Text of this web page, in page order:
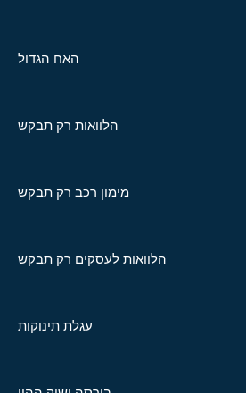
האח הגדול
הלוואות רק תבקש
מימון רכב רק תבקש
הלוואות לעסקים רק תבקש
עגלת תינוקות